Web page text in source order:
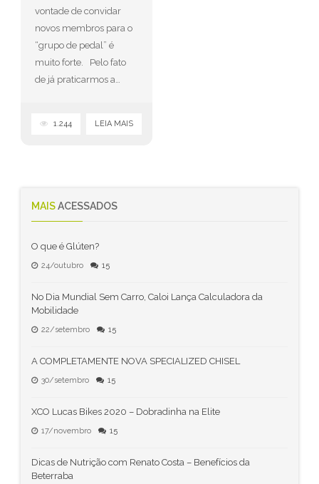
vontade de convidar
novos membros para o
“grupo de pedal” é
muito forte. Pelo fato
de já praticarmos a…
1.244 LEIA MAIS
MAISACESSADOS
O que é Glúten?
24/outubro 15
No Dia Mundial Sem Carro, Caloi Lança Calculadora da
Mobilidade
22/setembro 15
A COMPLETAMENTE NOVA SPECIALIZED CHISEL
30/setembro 15
XCO Lucas Bikes 2020 – Dobradinha na Elite
17/novembro 15
Dicas de Nutrição com Renato Costa – Benefícios da
Beterraba